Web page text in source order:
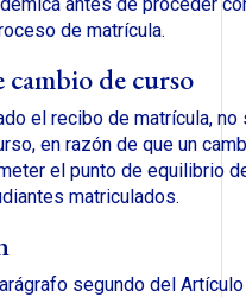
de matrícula.
de curso
el recibo de matrícula, no
en razón de que un
el punto de equilibrio
matriculados.
segundo del